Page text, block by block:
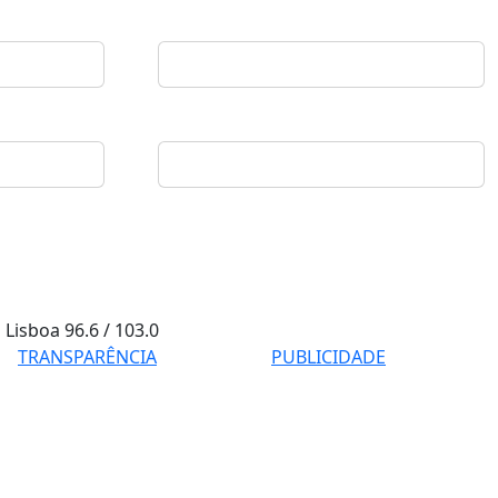
Lisboa96.6 / 103.0
TRANSPARÊNCIA
PUBLICIDADE